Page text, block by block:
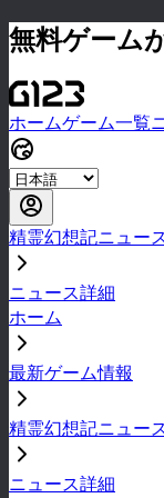
無料ゲーム
ホームゲーム一覧
精霊幻想記ニュー
ニュース詳細
ホーム
最新ゲーム情報
精霊幻想記ニュー
ニュース詳細